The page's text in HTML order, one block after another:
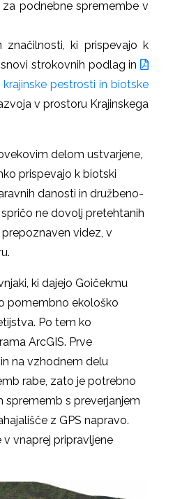
podnebne spremembe v
značilnosti, ki prispevajo k
strokovnih podlag in
pestrosti in biotske
v prostoru Krajinskega
delom ustvarjene,
prispevajo k biotski
danosti in družbeno-
ne dovolj pretehtanih
videz, v
ki dajejo Goičekmu
pomembno ekološko
Po tem ko
ArcGIS. Prve
na vzhodnem delu
rabe, zato je potrebno
s preverjanjem
z GPS napravo.
vnaprej pripravljene